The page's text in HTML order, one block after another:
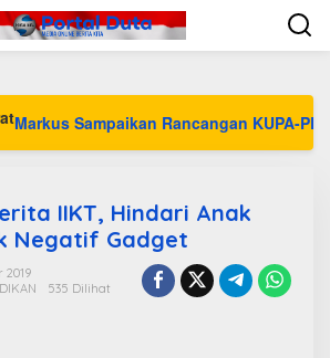
Sampaikan Rancangan KUPA-PPAS
IIKT, Hindari Anak
Negatif Gadget
2019
535 Dilihat